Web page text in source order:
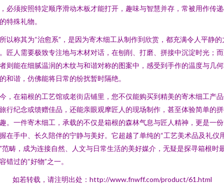
必须按照特定顺序滑动木板才能打开，趣味与智慧并存，常被用作传
特殊礼物。
以称其为“治愈系”，是因为寄木细工从制作到欣赏，都充满令人平静的
匠人需要极致专注地与木材对话，在刨削、打磨、拼接中沉淀时光；
则能在细腻温润的木纹与和谐对称的图案中，感受到手作的温度与几
和谐，仿佛能将日常的纷扰暂时隔绝。
，在箱根的工艺馆或老街店铺里，您不仅能购买到精美的寄木细工产
行纪念或馈赠佳品，还能亲眼观摩匠人的现场制作，甚至体验简单的
。一件寄木细工，承载的不仅是箱根的森林气息与匠人精神，更是一
在手中、长久陪伴的宁静与美好。它超越了单纯的“工艺美术品及礼仪
范畴，成为连接自然、人文与日常生活的美好媒介，无疑是探寻箱根时
错过的“好物”之一。
如若转载，请注明出处：http://www.fnwff.com/product/61.html